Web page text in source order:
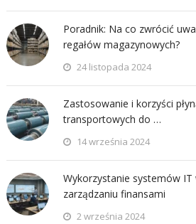
Poradnik: Na co zwrócić
regałów magazynowych?
24 listopada 2024
Zastosowanie i korzyści
transportowych do …
14 września 2024
Wykorzystanie systemów
zarządzaniu finansami
2 września 2024